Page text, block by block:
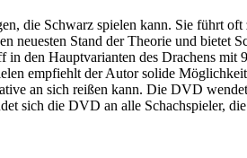
die Schwarz spielen kann. Sie führt
neuesten Stand der Theorie und
den Hauptvarianten des Drachens
empfiehlt der Autor solide
an sich reißen kann. Die DVD
sich die DVD an alle Schachspieler,